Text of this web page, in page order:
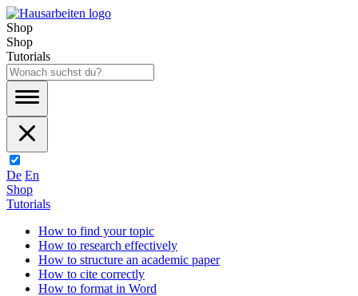
Shop
Shop
Tutorials
De En
Shop
Tutorials
How to find your topic
How to research effectively
How to structure an academic paper
How to cite correctly
How to format in Word